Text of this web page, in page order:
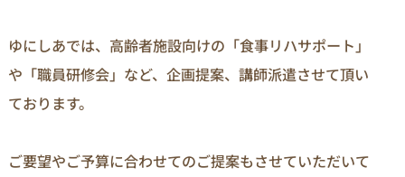
ゆにしあでは、高齢者施設向けの「食事リハサポート」
や「職員研修会」など、企画提案、講師派遣させて頂い
ております。
ご要望やご予算に合わせてのご提案もさせていただいて